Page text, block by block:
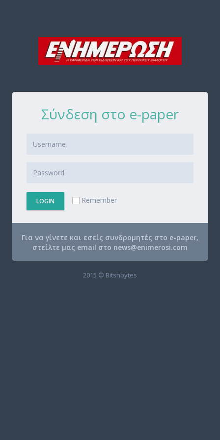
Σύνδεση στο e-paper
LOGIN Remember
Για να γίνετε και εσείς συνδρομητές στο e-paper,
στείλτε μας email στο news@enimerosi.com
2015 © Bitsnbytes